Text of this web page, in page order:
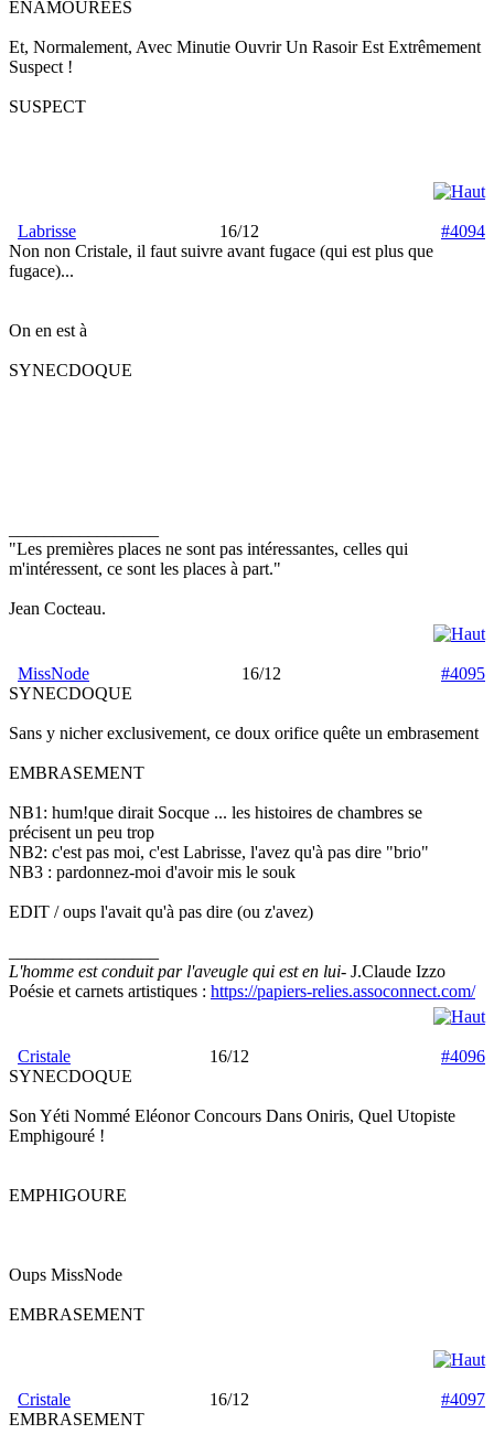
ENAMOUREES
Et, Normalement, Avec Minutie Ouvrir Un Rasoir Est Extrêmement
Suspect !
SUSPECT
Labrisse 16/12
#4094
Non non Cristale, il faut suivre avant fugace (qui est plus que
fugace)...
On en est à
SYNECDOQUE
"Les premières places ne sont pas intéressantes, celles qui
m'intéressent, ce sont les places à part."
Jean Cocteau.
MissNode 16/12
#4095
SYNECDOQUE
Sans y nicher exclusivement, ce doux orifice quête un embrasement
EMBRASEMENT
NB1: hum!que dirait Socque ... les histoires de chambres se
précisent un peu trop
NB2: c'est pas moi, c'est Labrisse, l'avez qu'à pas dire "brio"
NB3 : pardonnez-moi d'avoir mis le souk
EDIT / oups l'avait qu'à pas dire (ou z'avez)
L'homme est conduit par l'aveugle qui est en lui- J.Claude Izzo
Poésie et carnets artistiques : https://papiers-relies.assoconnect.com/
Cristale 16/12
#4096
SYNECDOQUE
Son Yéti Nommé Eléonor Concours Dans Oniris, Quel Utopiste
Emphigouré !
EMPHIGOURE
Oups MissNode
EMBRASEMENT
Cristale 16/12
#4097
EMBRASEMENT